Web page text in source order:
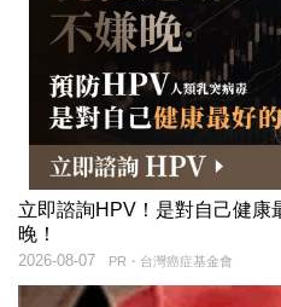
立即諮詢HPV！是對自己健康
晚！
PR・台灣癌症基金會
2026-08-07